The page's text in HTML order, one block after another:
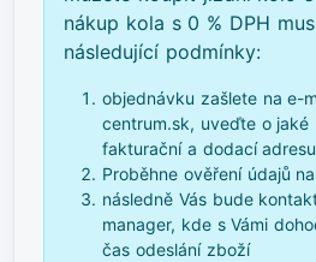
nákup kola s 0 % DPH
následující podmínky:
objednávku zašlete na e-
centrum.sk, uveďte o jaké
fakturační a dodací
Proběhne ověření údajů
následně Vás bude
manager, kde s Vámi
čas odeslání zboží